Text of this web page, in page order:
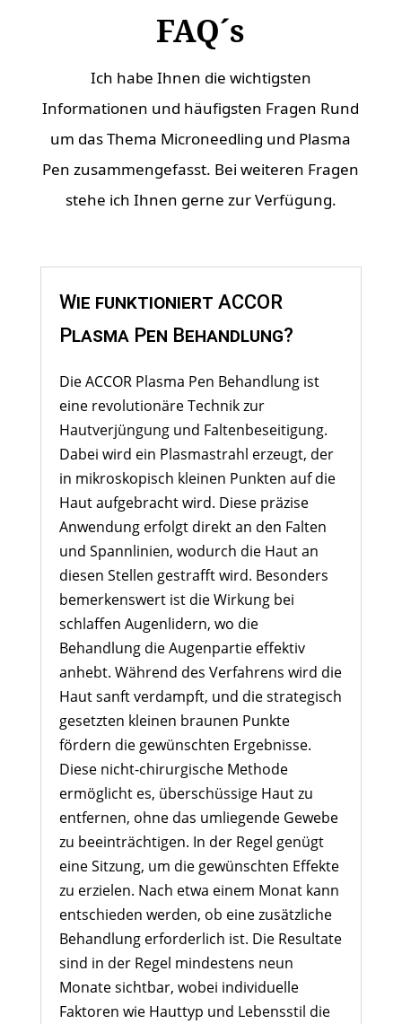
FAQ´s
Ich habe Ihnen die wichtigsten
Informationen und häufigsten Fragen Rund
um das Thema Microneedling und Plasma
Pen zusammengefasst. Bei weiteren Fragen
stehe ich Ihnen gerne zur Verfügung.
Wie funktioniert ACCOR
Plasma Pen Behandlung?
Die ACCOR Plasma Pen Behandlung ist
eine revolutionäre Technik zur
Hautverjüngung und Faltenbeseitigung.
Dabei wird ein Plasmastrahl erzeugt, der
in mikroskopisch kleinen Punkten auf die
Haut aufgebracht wird. Diese präzise
Anwendung erfolgt direkt an den Falten
und Spannlinien, wodurch die Haut an
diesen Stellen gestrafft wird. Besonders
bemerkenswert ist die Wirkung bei
schlaffen Augenlidern, wo die
Behandlung die Augenpartie effektiv
anhebt. Während des Verfahrens wird die
Haut sanft verdampft, und die strategisch
gesetzten kleinen braunen Punkte
fördern die gewünschten Ergebnisse.
Diese nicht-chirurgische Methode
ermöglicht es, überschüssige Haut zu
entfernen, ohne das umliegende Gewebe
zu beeinträchtigen. In der Regel genügt
eine Sitzung, um die gewünschten Effekte
zu erzielen. Nach etwa einem Monat kann
entschieden werden, ob eine zusätzliche
Behandlung erforderlich ist. Die Resultate
sind in der Regel mindestens neun
Monate sichtbar, wobei individuelle
Faktoren wie Hauttyp und Lebensstil die